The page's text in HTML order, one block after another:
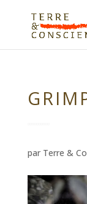
par Terre &